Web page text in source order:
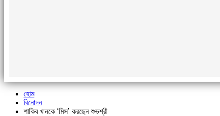
হোম
বিনোদন
শাকিব খানকে ‘মিস’ করছেন শুভশ্রী